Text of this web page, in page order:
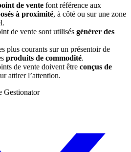
de vente font référence aux
à proximité, à côté ou sur une zone
de vente sont utilisés générer des
plus courants sur un présentoir de
produits de commodité.
de vente doivent être conçus de
attirer l’attention.
Gestionator